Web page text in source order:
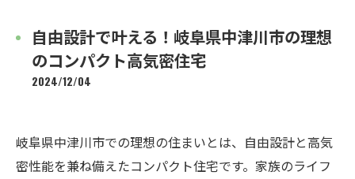
自由設計で叶える！岐阜県中津川市の理想
のコンパクト高気密住宅
2024/12/04
岐阜県中津川市での理想の住まいとは、自由設計と高気
密性能を兼ね備えたコンパクト住宅です。家族のライフ